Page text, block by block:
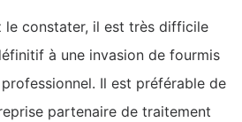
le constater, il est très difficile
à une invasion de fourmis
professionnel. Il est préférable de
partenaire de traitement